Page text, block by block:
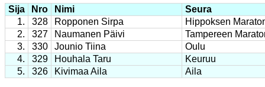
Sija Nro Nimi
Seura
1.
328 Ropponen Sirpa
Hippoksen
2.
327 Naumanen Päivi
Tampereen
3.
330 Jounio Tiina
Oulu
4.
329 Houhala Taru
Keuruu
5.
326 Kivimaa Aila Aila